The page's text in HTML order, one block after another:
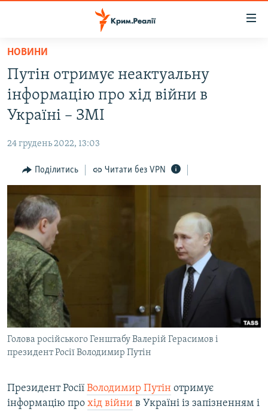
Перейти
основного
матеріалу
Перейти
до
основної
навігації
Перейти
до
пошуку
ВОДА.КРИМ
ВІДЕО ТА ФОТО
БЛОГИ
ПОГЛЯД
ІНТЕРВ'Ю
ВСЕ ЗА ДЕНЬ
СПЕЦПРОЕКТИ
ДЕПОРТАЦІЯ
ВІДЕОУРОКИ «ELIFBE»
СВІДЧЕННЯ ОКУПАЦІЇ
УКРАЇНСЬКА ПРОБЛЕМА КРИМУ
ІНФОГРАФІКА
ЯК ОБІЙТИ БЛОКУВАННЯ
Русский
Qırımtatar
ДОЛУЧАЙСЯ!
Усі сайти RFE/RL
НОВИНИ
Путін отримує неактуальну
інформацію про хід війни в
Україні – ЗМІ
24 грудень 2022, 13:03
Поділитись Читати без VPN
Голова російського Генштабу Валерій Герасимов і
президент Росії Володимир Путін
Президент Росії Володимир Путін отримує
інформацію про хід війни в Україні із запізненням і